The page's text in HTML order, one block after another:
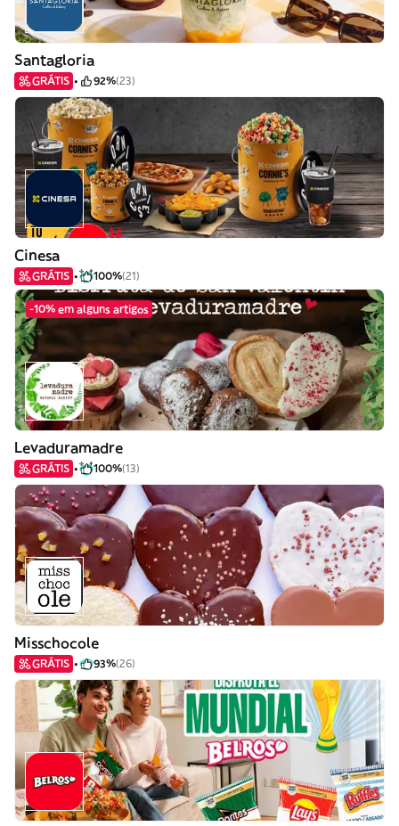
Santagloria
GRÁTIS 92%(23)
Cinesa
GRÁTIS 100%(21)
-10% em alguns artigos
Levaduramadre
GRÁTIS 100%(13)
Misschocole
GRÁTIS 93%(26)